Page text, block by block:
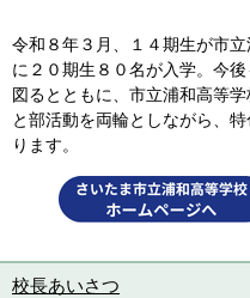
令和８年３月、１４期生が市
に２０期生８０名が入学。今
図るとともに、市立浦和高等
と部活動を両輪としながら、
ります。
校長あいさつ